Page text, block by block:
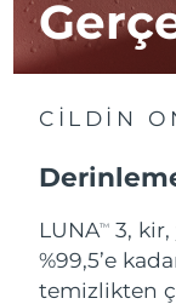
CİLDİN
LUNATM
3, kir,
%99,5’e
temizlikten
Çin Makao ÖİB
Malezya
Malta
Meksika
Monako